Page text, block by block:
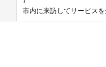
市内に来訪してサービス